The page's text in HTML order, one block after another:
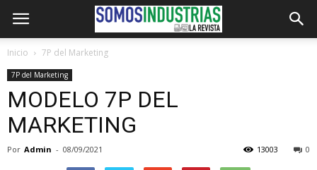
Inicio 7P del Marketing
7P del Marketing
MODELO 7P DEL
MARKETING
Por Admin - 08/09/2021 0
13003